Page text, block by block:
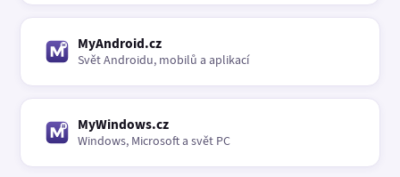
MyAndroid.cz
Svět Androidu, mobilů a aplikací
MyWindows.cz
Windows, Microsoft a svět PC